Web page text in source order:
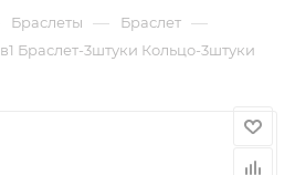
Браслеты — Браслет —
Браслет-3штуки Кольцо-3штуки